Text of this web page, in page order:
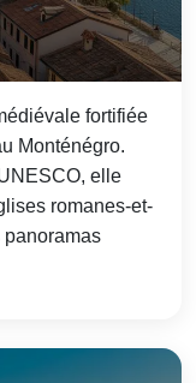
fortifiée
Monténégro.
elle
romanes-et-
panoramas